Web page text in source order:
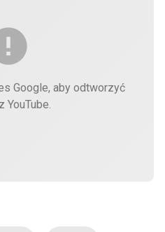
Google, aby odtworzyć
YouTube.